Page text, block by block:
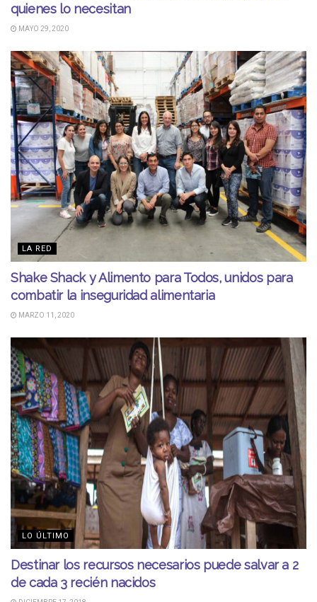
quienes lo necesitan
MAYO 29, 2020
LA RED
Shake Shack y Alimento para Todos, unidos para
combatir la inseguridad alimentaria
MARZO 11, 2020
LO ÚLTIMO
Destinar los recursos necesarios puede salvar a 2
de cada 3 recién nacidos